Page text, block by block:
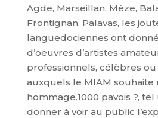
Agde, Marseillan, Mèze,
Frontignan, Palavas, les
languedociennes ont
d’oeuvres d’artistes
professionnels, célèbres ou
auxquels le MIAM souhaite
hommage.1000 pavois ?,
donner à voir au public